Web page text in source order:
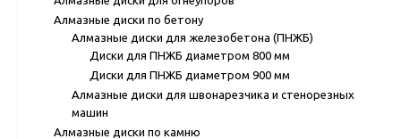
Алмазные диски по бетону
Алмазные диски для железобетона (ПНЖБ)
Диски для ПНЖБ диаметром 800 мм
Диски для ПНЖБ диаметром 900 мм
Алмазные диски для швонарезчика и стенорезных
машин
Алмазные диски по камню